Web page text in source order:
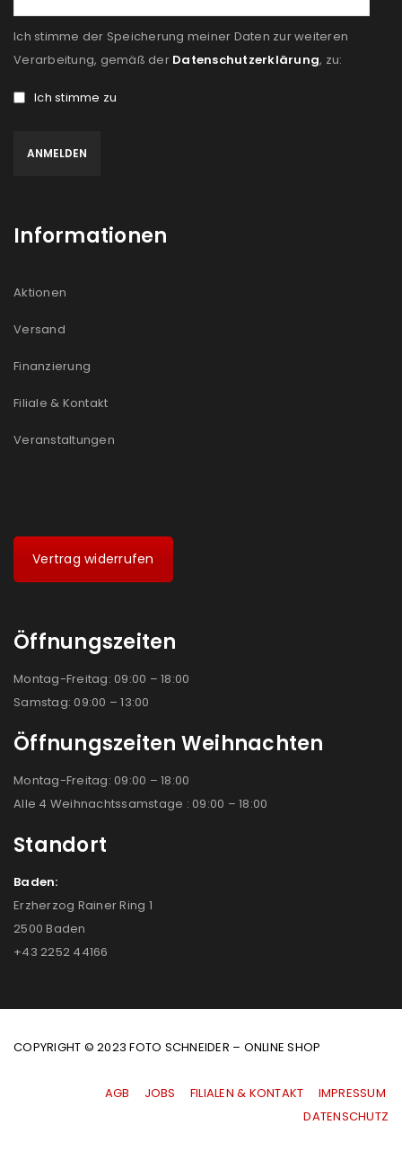
REGISTRIEREN
E-Mail-Adresse*
deine E-Mail-Adresse gesendet.
Please select all the ways you would like to hear from
akzeptiere die
Ich stimme der Speicherung meiner Daten zur weiteren
Verarbeitung, gemäß der Datenschutzerklärung, zu:
Ich stimme zu
Informationen
Aktionen
Versand
Finanzierung
Filiale & Kontakt
Veranstaltungen
Vertrag widerrufen
Öffnungszeiten
Montag-Freitag: 09:00 – 18:00
Samstag: 09:00 – 13:00
Öffnungszeiten Weihnachten
Montag-Freitag: 09:00 – 18:00
Alle 4 Weihnachtssamstage : 09:00 – 18:00
Standort
Baden:
Erzherzog Rainer Ring 1
2500 Baden
+43 2252 44166
COPYRIGHT © 2023 FOTO SCHNEIDER – ONLINE SHOP
AGB JOBS FILIALEN & KONTAKT
IMPRESSUM
|DATENSCHUTZ